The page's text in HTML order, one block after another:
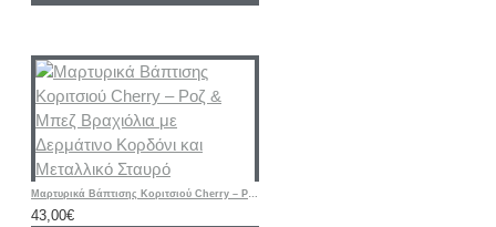
Μαρτυρικά Βάπτισης Κοριτσιού Cherry – Ροζ & Μπεζ Βραχιόλια με Δερμάτινο Κορδόνι και Μεταλλικό Σταυρό
43,00€